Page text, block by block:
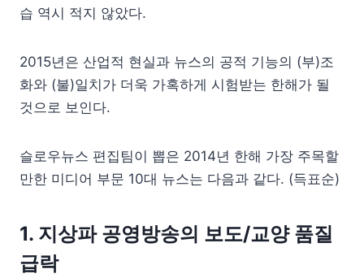
습 역시 적지 않았다.
2015년은 산업적 현실과 뉴스의 공적 기능의 (부)조
화와 (불)일치가 더욱 가혹하게 시험받는 한해가 될
것으로 보인다.
슬로우뉴스 편집팀이 뽑은 2014년 한해 가장 주목할
만한 미디어 부문 10대 뉴스는 다음과 같다. (득표순)
1. 지상파 공영방송의 보도/교양 품질
급락